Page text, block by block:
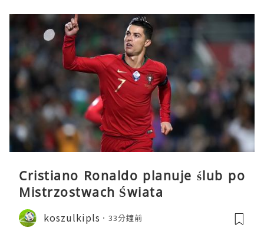
Cristiano Ronaldo planuje ślub po
Mistrzostwach Świata
koszulkipls 33分鐘前